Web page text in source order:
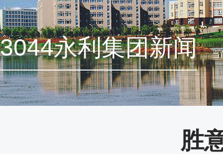
3044永利集团新闻 当
胜